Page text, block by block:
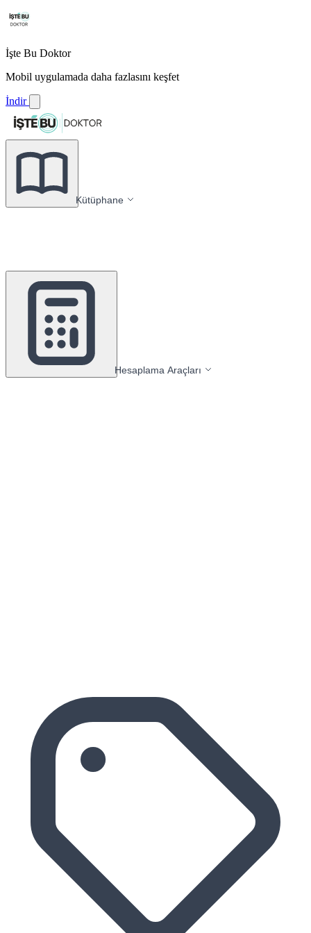
İşte Bu Doktor
Mobil uygulamada daha fazlasını keşfet
İndir
Kütüphane
Hesaplama Araçları